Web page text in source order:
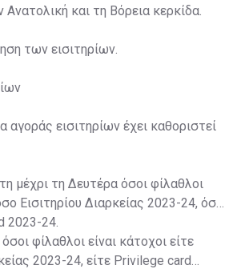
Ανατολική και τη Βόρεια κερκίδα.
των εισιτηρίων.
αγοράς εισιτηρίων έχει καθοριστεί
μέχρι τη Δευτέρα όσοι φίλαθλοι
Εισιτηρίου Διαρκείας 2023-24, όσο
2023-24.
φίλαθλοι είναι κάτοχοι είτε
2023-24, είτε Privilege card